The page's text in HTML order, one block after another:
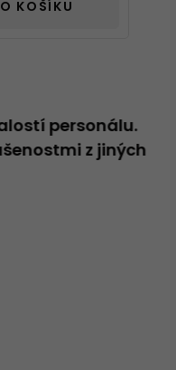
KOŠÍKU
personálu.
z jiných